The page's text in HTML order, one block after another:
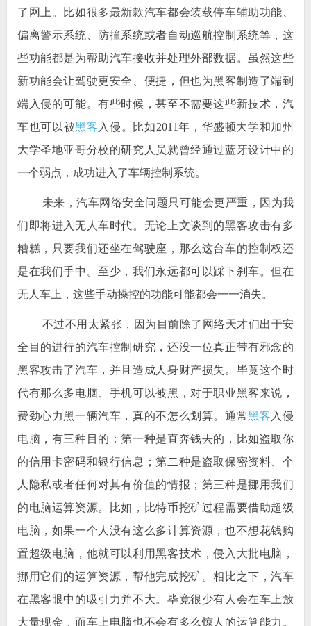
了网上。比如很多最新款汽车都会装载停车辅助功能、
偏离警示系统、防撞系统或者自动巡航控制系统等，这
些功能都是为帮助汽车接收并处理外部数据。虽然这些
新功能会让驾驶更安全、便捷，但也为黑客制造了端到
端入侵的可能。有些时候，甚至不需要这些新技术，汽
车也可以被黑客 入侵。比如2011年，华盛顿大学和加州
大学圣地亚哥分校的研究人员就曾经通过蓝牙设计中的
一个弱点，成功进入了车辆控制系统。
未来，汽车网络安全问题只可能会更严重，因为我
们即将进入无人车时代。无论上文谈到的黑客攻击有多
糟糕，只要我们还坐在驾驶座，那么这台车的控制权还
是在我们手中。至少，我们永远都可以踩下刹车。但在
无人车上，这些手动操控的功能可能都会一一消失。
不过不用太紧张，因为目前除了网络天才们出于安
全目的进行的汽车控制研究，还没一位真正带有邪念的
黑客攻击了汽车，并且造成人身财产损失。毕竟这个时
代有那么多电脑、手机可以被黑，对于职业黑客来说，
费劲心力黑一辆汽车，真的不怎么划算。通常黑客 入侵
电脑，有三种目的：第一种是直奔钱去的，比如盗取你
的信用卡密码和银行信息；第二种是盗取保密资料、个
人隐私或者任何对其有价值的情报；第三种是挪用我们
的电脑运算资源。比如，比特币挖矿过程需要借助超级
电脑，如果一个人没有这么多计算资源，也不想花钱购
置超级电脑，他就可以利用黑客技术，侵入大批电脑，
挪用它们的运算资源，帮他完成挖矿。相比之下，汽车
在黑客眼中的吸引力并不大。毕竟很少有人会在车上放
大量现金，而车上电脑也不会有多么惊人的运算能力。